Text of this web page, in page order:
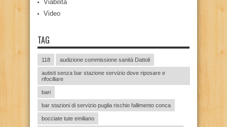
Viabilità
Video
TAG
118 audizione commissione sanità Dattoli
autisti senza bar stazione servizio dove riposare e
rifocillare
bari
bar stazioni di servizio puglia rischio fallimento conca
bocciate tute emiliano